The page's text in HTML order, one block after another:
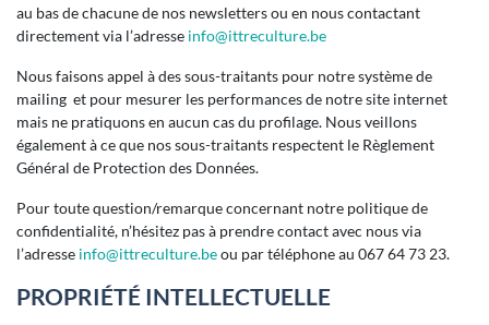
au bas de chacune de nos newsletters ou en nous contactant
directement via l’adresse info@ittreculture.be
Nous faisons appel à des sous-traitants pour notre système de
mailing et pour mesurer les performances de notre site internet
mais ne pratiquons en aucun cas du profilage. Nous veillons
également à ce que nos sous-traitants respectent le Règlement
Général de Protection des Données.
Pour toute question/remarque concernant notre politique de
confidentialité, n’hésitez pas à prendre contact avec nous via
l’adresse info@ittreculture.beou par téléphone au 067 64 73 23.
PROPRIÉTÉ INTELLECTUELLE